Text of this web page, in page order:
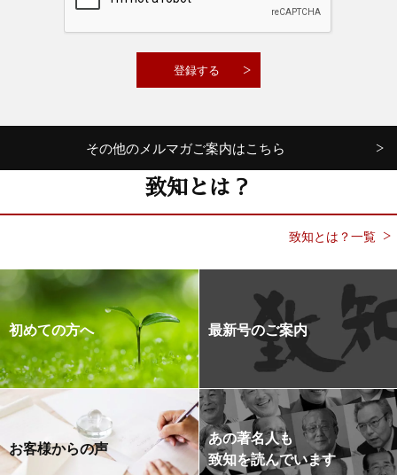
その他のメルマガご案内はこちら
致知とは？
致知とは？一覧
初めての方へ 最新号のご案内
お客様からの声
あの著名人も
致知を読んでいます